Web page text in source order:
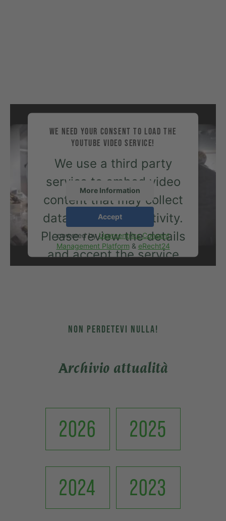
WE NEED YOUR CONSENT TO LOAD THE
YOUTUBE VIDEO SERVICE!
We use a third party
service to embed video
content that may collect
data about your activity.
Please review the details
and accept the service
More Information
Accept
powered byUsercentrics Consent
Management Platform & eRecht24
NON PERDETEVI NULLA!
Archivio attualità
2026 2025
2024 2023